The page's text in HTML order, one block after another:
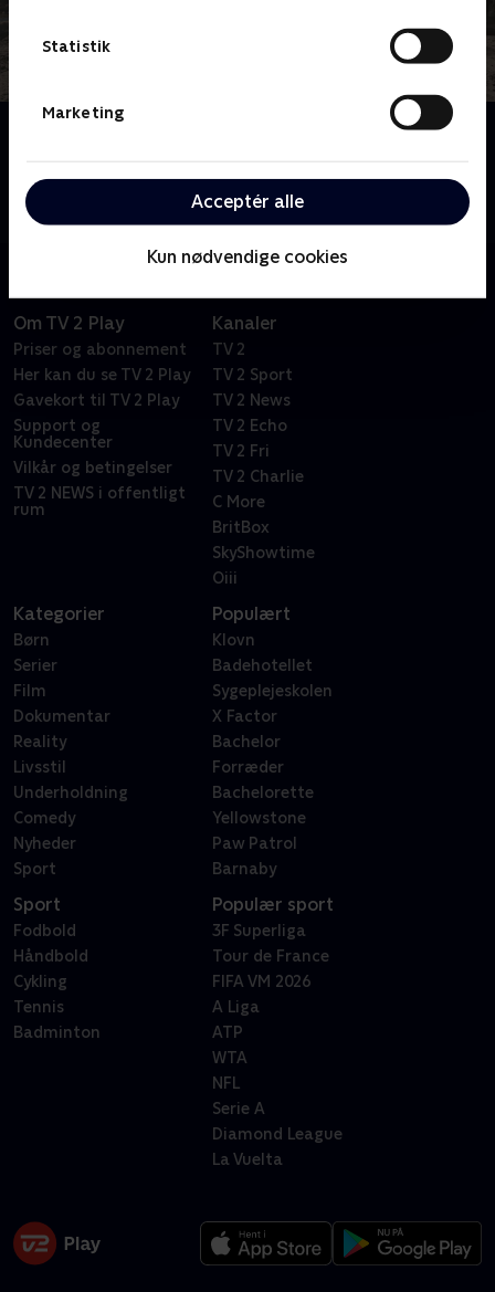
Statistik
Marketing
Acceptér alle
Kun nødvendige cookies
serien. Maria Wern er kriminalinspektør og er ikke
bange for at tage utraditionelle midler i brug.
Om TV 2 Play
Priser og abonnement
Her kan du se TV 2 Play
Gavekort til TV 2 Play
Support og
Kundecenter
Vilkår og betingelser
TV 2 NEWS i offentligt
rum
Kanaler
TV 2
TV 2 Sport
TV 2 News
TV 2 Echo
TV 2 Fri
TV 2 Charlie
C More
BritBox
SkyShowtime
Oiii
Kategorier
Børn
Serier
Film
Dokumentar
Reality
Livsstil
Underholdning
Comedy
Nyheder
Sport
Populært
Klovn
Badehotellet
Sygeplejeskolen
X Factor
Bachelor
Forræder
Bachelorette
Yellowstone
Paw Patrol
Barnaby
Sport
Fodbold
Håndbold
Cykling
Tennis
Badminton
Populær sport
3F Superliga
Tour de France
FIFA VM 2026
A Liga
ATP
WTA
NFL
Serie A
Diamond League
La Vuelta